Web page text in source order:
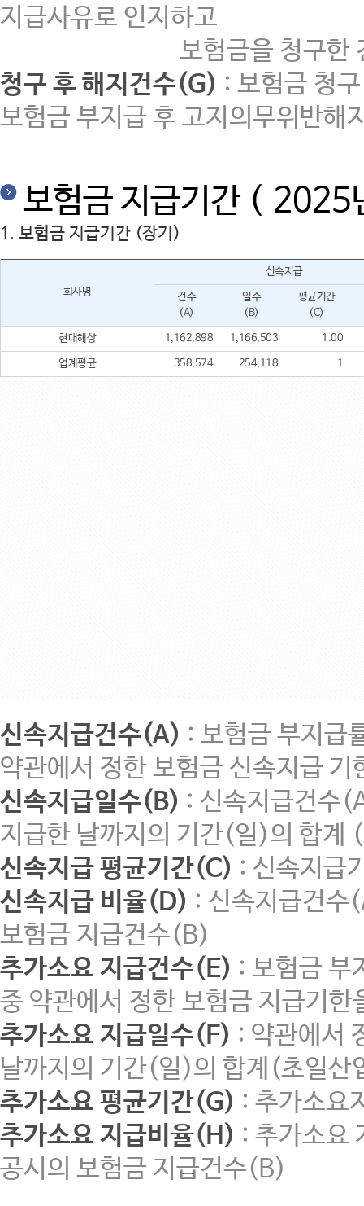
지급사유로 인지하고
보험금을 청구한 건 중 지
청구 후 해지건수(G) : 보험금 청
보험금 부지급 후 고지의무위반해
보험금 지급기간 ( 2025
1. 보험금 지급기간 (장기)
회사명
신속지급
건수
(A)
일수
(B)
평균기간
(C)
현대해상 1,162,898 1,166,503 1.00
업계평균 358,574 254,118 1
신속지급건수(A) : 보험금 부지급
약관에서 정한 보험금 신속지급
신속지급일수(B) : 신속지급건수
지급한 날까지의 기간(일)의 합계
신속지급 평균기간(C) : 신속지급
신속지급 비율(D) : 신속지급건수
보험금 지급건수(B)
추가소요 지급건수(E) : 보험금 부
중 약관에서 정한 보험금 지급기
추가소요 지급일수(F) : 약관에서
날까지의 기간(일)의 합계(초일산
추가소요 평균기간(G) : 추가소요
추가소요 지급비율(H) : 추가소요
공시의 보험금 지급건수(B)